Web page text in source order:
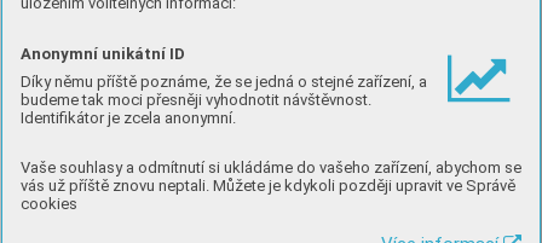
Anonymní unikátní ID
Díky němu příště poznáme, že se jedná o stejné zařízení, a
budeme tak moci přesněji vyhodnotit návštěvnost.
Identifikátor je zcela anonymní.
Vaše souhlasy a odmítnutí si ukládáme do vašeho zařízení, abychom se
vás už příště znovu neptali. Můžete je kdykoli později upravit ve Správě
cookies